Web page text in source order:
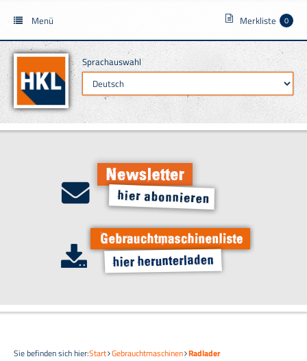
Sprachauswahl
Sie befinden sich hier:Start Gebrauchtmaschinen Radlader
Menü Merkliste 0